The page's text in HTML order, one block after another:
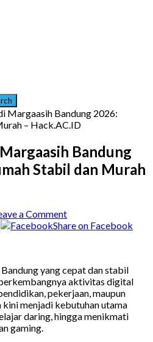
Margaasih Bandung 2026:
– Hack.AC.ID
Bandung
Stabil dan Murah
a Comment
Share on Facebook
yang cepat dan stabil
aktivitas digital
pekerjaan, maupun
menjadi kebutuhan utama
daring, hingga menikmati
gaming.